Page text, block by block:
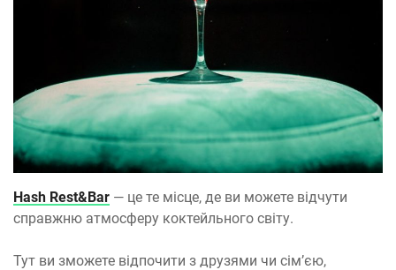
Hash Rest&Bar — це те місце, де ви можете відчути
справжню атмосферу коктейльного світу.
Тут ви зможете відпочити з друзями чи сімʼєю,